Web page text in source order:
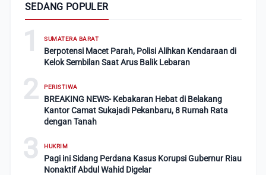
SEDANG POPULER
1 SUMATERA BARAT
Berpotensi Macet Parah, Polisi Alihkan Kendaraan di
Kelok Sembilan Saat Arus Balik Lebaran
2 PERISTIWA
BREAKING NEWS- Kebakaran Hebat di Belakang
Kantor Camat Sukajadi Pekanbaru, 8 Rumah Rata
dengan Tanah
3 HUKRIM
Pagi ini Sidang Perdana Kasus Korupsi Gubernur Riau
Nonaktif Abdul Wahid Digelar